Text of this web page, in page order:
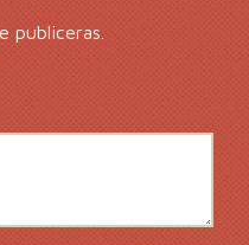
publiceras.